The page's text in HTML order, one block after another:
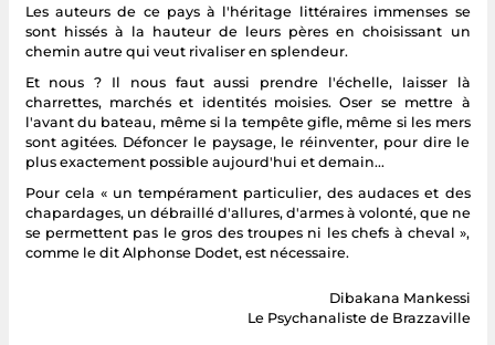
Les auteurs de ce pays à l'héritage littéraires immenses se
sont hissés à la hauteur de leurs pères en choisissant un
chemin autre qui veut rivaliser en splendeur.
Et nous ? Il nous faut aussi prendre l'échelle, laisser là
charrettes, marchés et identités moisies. Oser se mettre à
l'avant du bateau, même si la tempête gifle, même si les mers
sont agitées. Défoncer le paysage, le réinventer, pour dire le
plus exactement possible aujourd'hui et demain...
Pour cela « un tempérament particulier, des audaces et des
chapardages, un débraillé d'allures, d'armes à volonté, que ne
se permettent pas le gros des troupes ni les chefs à cheval »,
comme le dit Alphonse Dodet, est nécessaire.
Dibakana Mankessi
Le Psychanaliste de Brazzaville